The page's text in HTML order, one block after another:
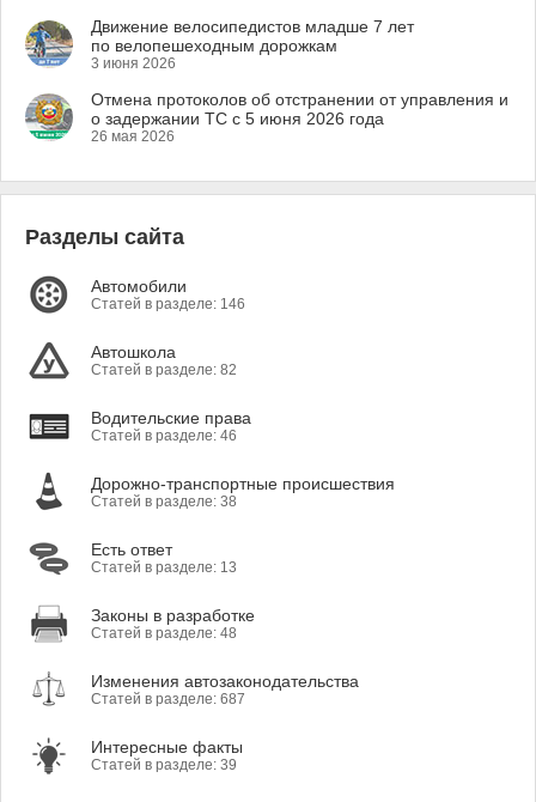
Движение велосипедистов младше 7 лет
по велопешеходным дорожкам
3 июня 2026
Отмена протоколов об отстранении от управления и
о задержании ТС с 5 июня 2026 года
26 мая 2026
Разделы сайта
Автомобили
Статей в разделе: 146
Автошкола
Статей в разделе: 82
Водительские права
Статей в разделе: 46
Дорожно-транспортные происшествия
Статей в разделе: 38
Есть ответ
Статей в разделе: 13
Законы в разработке
Статей в разделе: 48
Изменения автозаконодательства
Статей в разделе: 687
Интересные факты
Статей в разделе: 39